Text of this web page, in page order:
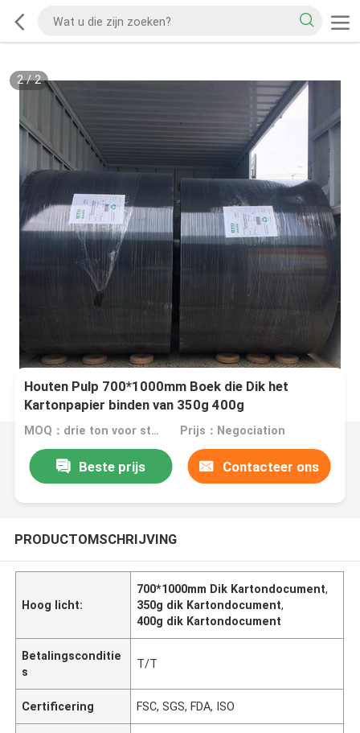
2/2
Houten Pulp 700*1000mm Boek die Dik het
Kartonpapier binden van 350g 400g
MOQ：drie ton voor standaardgrootte, vijf ton voor douane s Prijs：Negociation
Beste prijs Contacteer ons
PRODUCTOMSCHRIJVING
Hoog licht:
700*1000mm Dik Kartondocument,
350g dik Kartondocument,
400g dik Kartondocument
Betalingsconditie
s
T/T
Certificering FSC, SGS, FDA, ISO